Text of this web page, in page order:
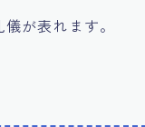
が表れます。